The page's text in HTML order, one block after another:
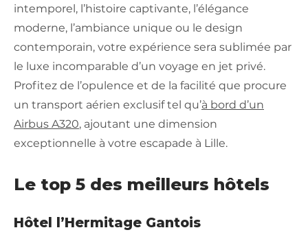
intemporel, l’histoire captivante, l’élégance
moderne, l’ambiance unique ou le design
contemporain, votre expérience sera sublimée par
le luxe incomparable d’un voyage en jet privé.
Profitez de l’opulence et de la facilité que procure
un transport aérien exclusif tel qu’à bord d’un
Airbus A320, ajoutant une dimension
exceptionnelle à votre escapade à Lille.
Le top 5 des meilleurs hôtels
Hôtel l’Hermitage Gantois